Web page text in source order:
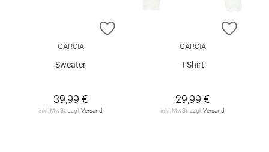
ZUR WUNSCHLISTE HINZUFÜGEN
GARCIA
Sweater
39,99 €
inkl. MwSt. zzgl.Versand
ZUR
GARCIA
T-Shirt
29,99 €
inkl. MwSt. zzgl.Versand